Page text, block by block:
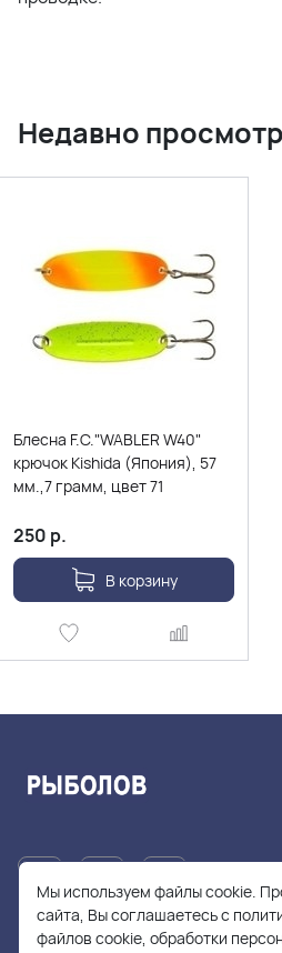
Недавно
Блесна F.C."WABLER W40"
крючок Kishida (Япония), 57
мм.,7 грамм, цвет 71
250 р.
В корзину
Мы используем файлы cookie.
сайта, Вы соглашаетесь с
файлов cookie, обработки